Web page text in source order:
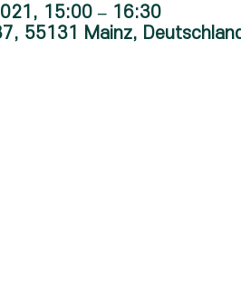
15:00 – 16:30
55131 Mainz,